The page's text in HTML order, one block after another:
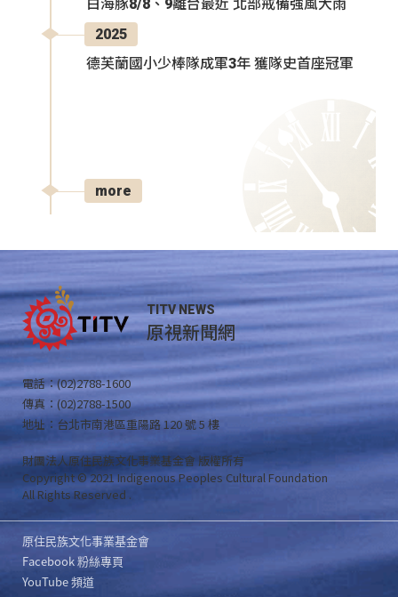
白海豚8/8、9離台最近 北部戒備強風大雨
2025
德芙蘭國小少棒隊成軍3年 獲隊史首座冠軍
more
TITV NEWS
原視新聞網
電話：(02)2788-1600
傳真：(02)2788-1500
地址：台北市南港區重陽路 120 號 5 樓
財團法人原住民族文化事業基金會 版權所有
Copyright © 2021 Indigenous Peoples Cultural Foundation
All Rights Reserved .
原住民族文化事業基金會
Facebook 粉絲專頁
YouTube 頻道